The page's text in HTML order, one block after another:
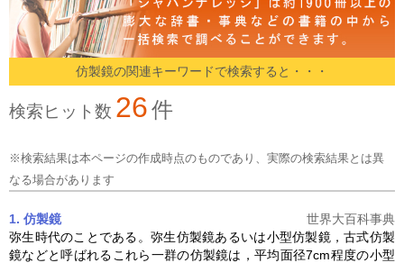
仿製鏡の関連キーワードで検索すると・・・
検索ヒット数 26件
※検索結果は本ページの作成時点のものであり、実際の検索結果とは異
なる場合があります
1. 仿製鏡
世界大百科事典
弥生時代のことである。弥生仿製鏡あるいは小型仿製鏡，古式仿製
鏡などと呼ばれるこれら一群の仿製鏡は，平均面径7cm程度の小型